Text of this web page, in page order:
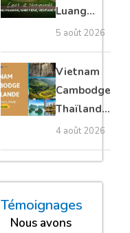
Luang
Prabang,
Vang
Vieng,
Vientiane
privé
5 août 2026
Vietnam
Cambodge
Thaïlande
35 jours :
grands
trésors
d’Asie
4 août 2026
Témoignages
Nous avons
« Nous
« Nous sommes